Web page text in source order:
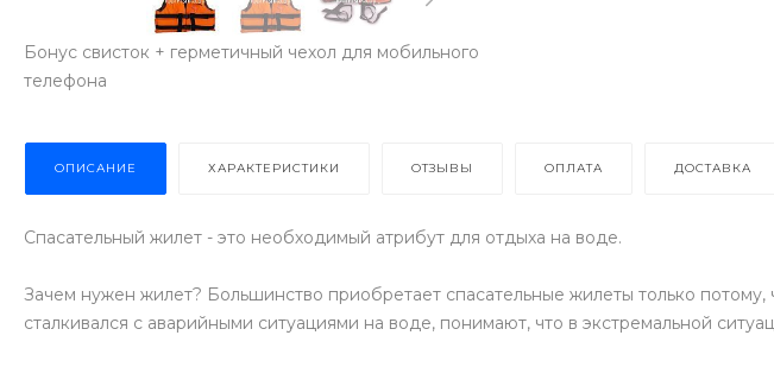
Бонус свисток + герметичный чехол для мобильного
телефона
ОПИСАНИЕ ХАРАКТЕРИСТИКИ ОТЗЫВЫ ОПЛАТА ДОСТАВКА
Спасательный жилет - это необходимый атрибут для отдыха на воде.
Зачем нужен жилет? Большинство приобретает спасательные жилеты только
сталкивался с аварийными ситуациями на воде, понимают, что в экстремальной